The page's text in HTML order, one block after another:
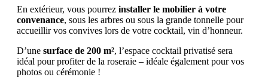
En extérieur, vous pourrez installer le mobilier à votre
convenance, sous les arbres ou sous la grande tonnelle pour
accueillir vos convives lors de votre cocktail, vin d’honneur.
D’une surface de 200 m², l’espace cocktail privatisé sera
idéal pour profiter de la roseraie – idéale également pour vos
photos ou cérémonie !